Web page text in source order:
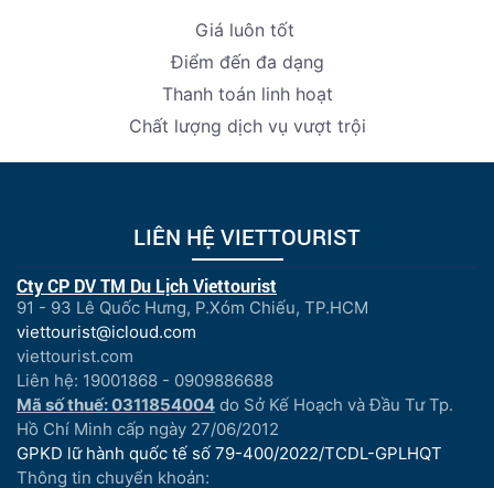
Giá luôn tốt
Điểm đến đa dạng
Thanh toán linh hoạt
Chất lượng dịch vụ vượt trội
LIÊN HỆ VIETTOURIST
Cty CP DV TM Du Lịch Viettourist
91 - 93 Lê Quốc Hưng, P.Xóm Chiếu, TP.HCM
viettourist@icloud.com
viettourist.com
Liên hệ: 19001868 - 0909886688
Mã số thuế: 0311854004 do Sở Kế Hoạch và Đầu Tư Tp.
Hồ Chí Minh cấp ngày 27/06/2012
GPKD lữ hành quốc tế số 79-400/2022/TCDL-GPLHQT
Thông tin chuyển khoản: